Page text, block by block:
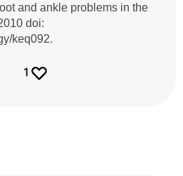
and ankle problems in the
doi:
keq092.
1